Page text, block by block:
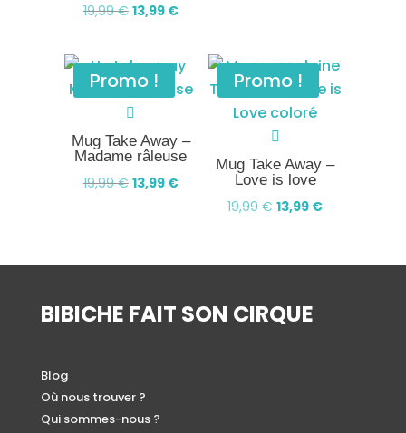
19,99€ Le
initial
était :
19,99 €.
13,99 €Le
actuel
était :
19,99 €.
13,99 €.
Promo !
Mug Take Away –
Madame râleuse
19,99€ Le
13,99 €Le
Promo !
Mug Take Away –
Love is love
19,99€ Le
13,99 €Le
BIBICHE FAIT SON CIRQUE
Blog
Où nous trouver ?
Qui sommes-nous ?